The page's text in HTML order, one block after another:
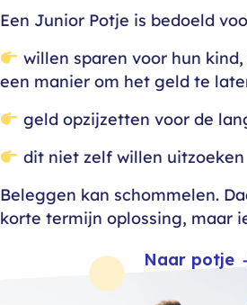
Een Junior Potje is bedoeld
willen sparen voor hun
een manier om het geld te
geld opzijzetten voor de
dit niet zelf willen uitzoeken
Beleggen kan schommelen.
korte termijn oplossing, maar
Naar potje